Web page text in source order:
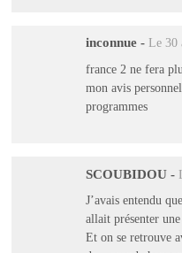
inconnue - Le 30
france 2 ne fera
mon avis
programmes
SCOUBIDOU -
J’avais entendu
allait présenter
Et on se retrouve